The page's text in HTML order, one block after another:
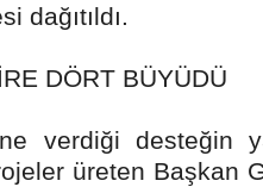
dağıtıldı.
DÖRT BÜYÜDÜ
verdiği desteğin
üreten Başkan